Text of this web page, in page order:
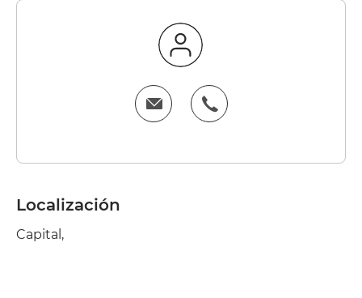
Localización
Capital,